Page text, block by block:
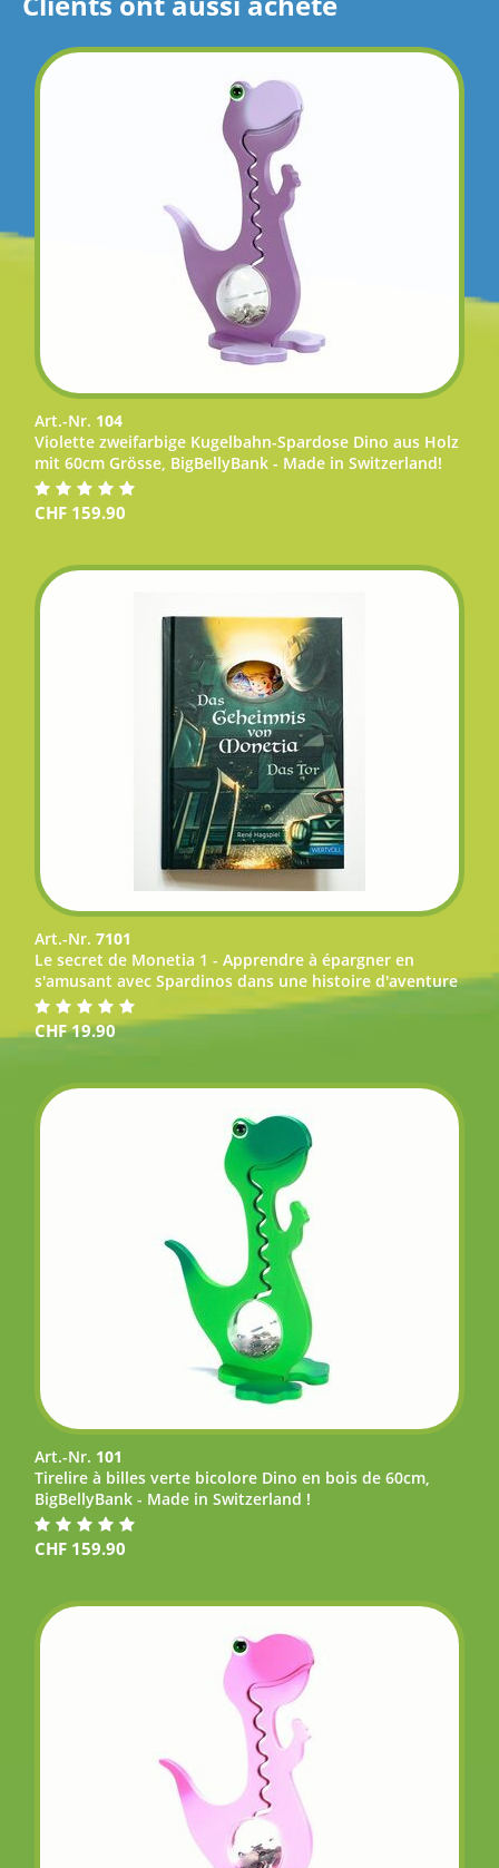
Art.-Nr. 104
Violette zweifarbige Kugelbahn-Spardose Dino aus Holz
mit 60cm Grösse, BigBellyBank - Made in Switzerland!
CHF 159.90
Art.-Nr. 7101
Le secret de Monetia 1 - Apprendre à épargner en
s'amusant avec Spardinos dans une histoire d'aventure
CHF19.90
Art.-Nr. 101
Tirelire à billes verte bicolore Dino en bois de 60cm,
BigBellyBank - Made in Switzerland !
CHF 159.90